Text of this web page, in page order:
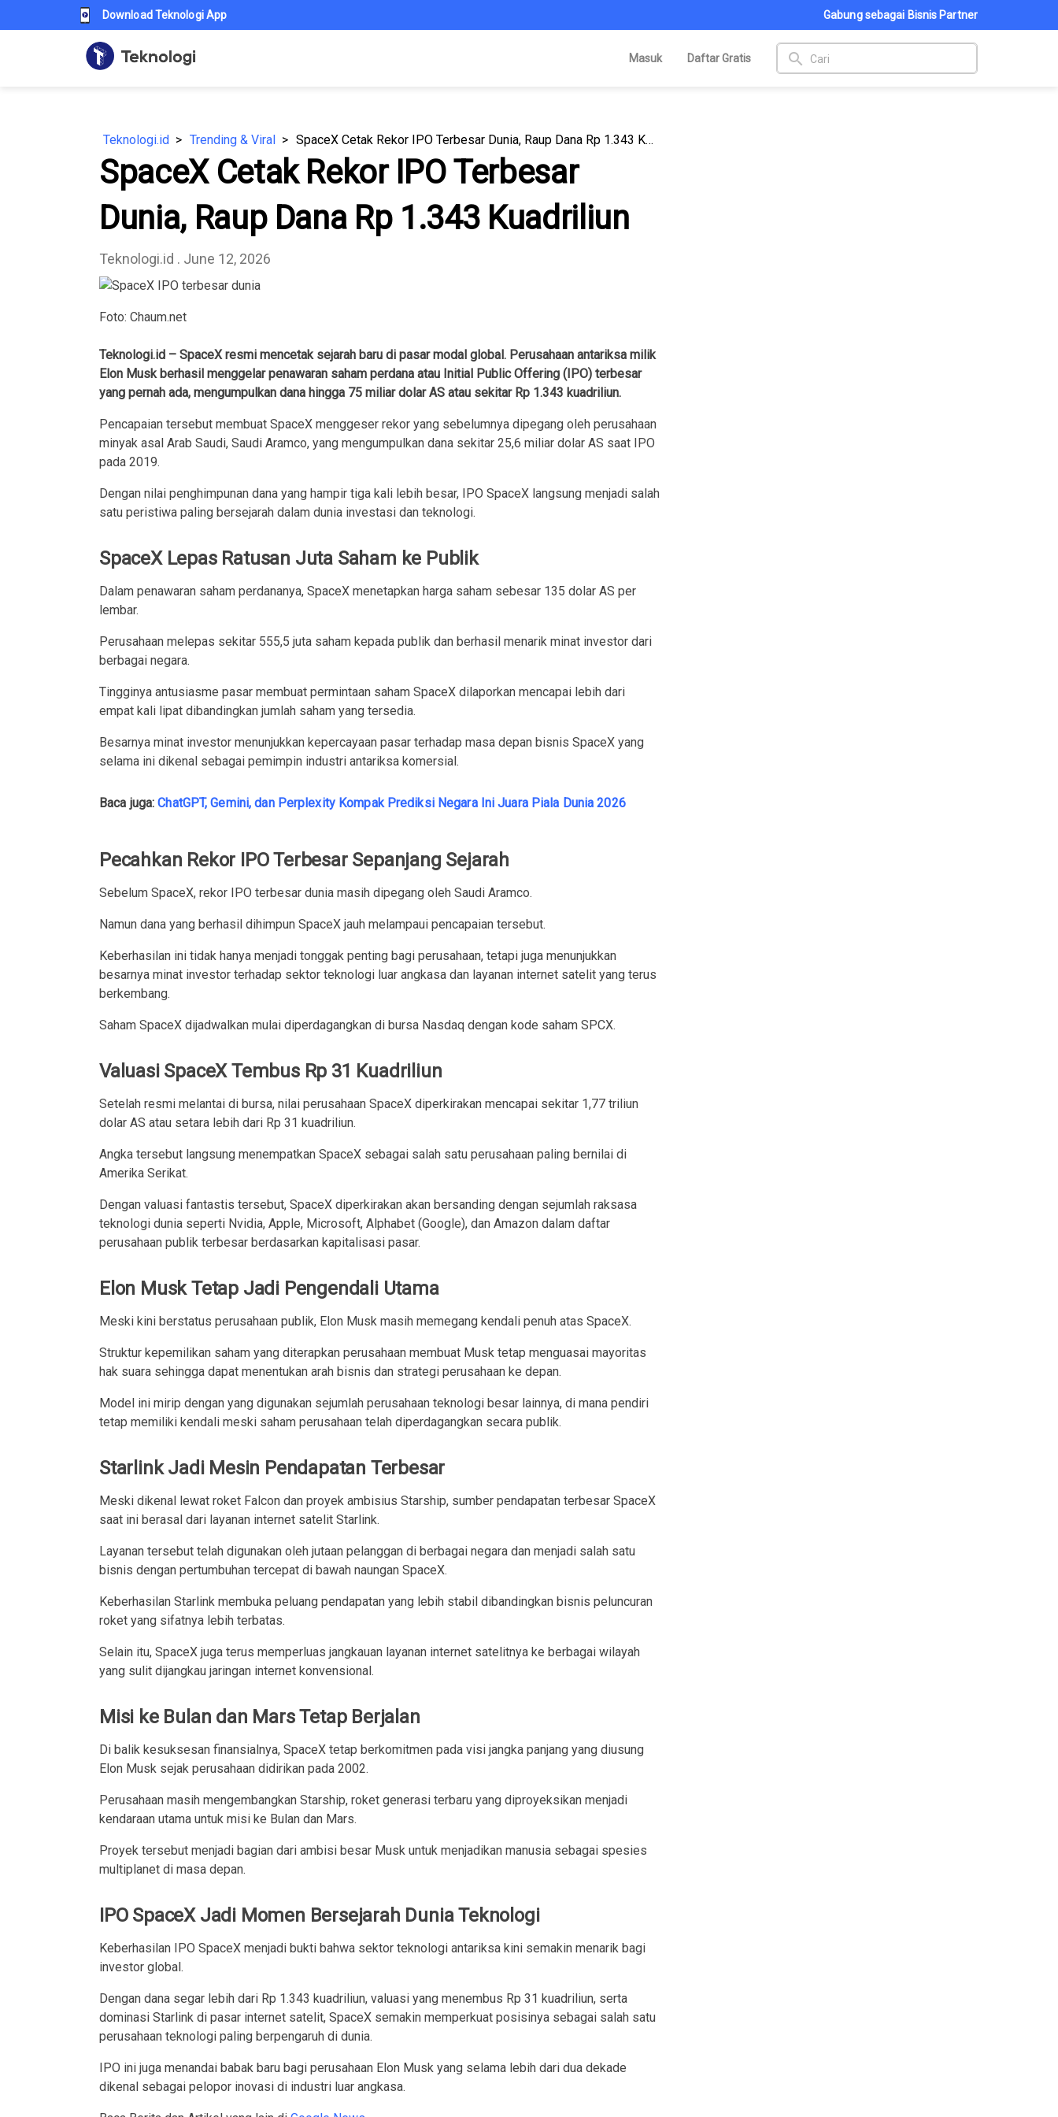
Download Teknologi App Gabung sebagai Bisnis Partner
Masuk Daftar Gratis search
Teknologi.id Trending & Viral SpaceX Cetak Rekor IPO Terbesar Dunia, Raup Dana Rp 1.343 Kuadriliun
SpaceX Cetak Rekor IPO Terbesar
Dunia, Raup Dana Rp 1.343 Kuadriliun
Teknologi.id . June 12, 2026
Foto: Chaum.net
Teknologi.id – SpaceX resmi mencetak sejarah baru di pasar modal global. Perusahaan antariksa milik
Elon Musk berhasil menggelar penawaran saham perdana atau Initial Public Offering (IPO) terbesar
yang pernah ada, mengumpulkan dana hingga 75 miliar dolar AS atau sekitar Rp 1.343 kuadriliun.
Pencapaian tersebut membuat SpaceX menggeser rekor yang sebelumnya dipegang oleh perusahaan
minyak asal Arab Saudi, Saudi Aramco, yang mengumpulkan dana sekitar 25,6 miliar dolar AS saat IPO
pada 2019.
Dengan nilai penghimpunan dana yang hampir tiga kali lebih besar, IPO SpaceX langsung menjadi salah
satu peristiwa paling bersejarah dalam dunia investasi dan teknologi.
SpaceX Lepas Ratusan Juta Saham ke Publik
Dalam penawaran saham perdananya, SpaceX menetapkan harga saham sebesar 135 dolar AS per
lembar.
Perusahaan melepas sekitar 555,5 juta saham kepada publik dan berhasil menarik minat investor dari
berbagai negara.
Tingginya antusiasme pasar membuat permintaan saham SpaceX dilaporkan mencapai lebih dari
empat kali lipat dibandingkan jumlah saham yang tersedia.
Besarnya minat investor menunjukkan kepercayaan pasar terhadap masa depan bisnis SpaceX yang
selama ini dikenal sebagai pemimpin industri antariksa komersial.
Baca juga:ChatGPT, Gemini, dan Perplexity Kompak Prediksi Negara Ini Juara Piala Dunia 2026
Pecahkan Rekor IPO Terbesar Sepanjang Sejarah
Sebelum SpaceX, rekor IPO terbesar dunia masih dipegang oleh Saudi Aramco.
Namun dana yang berhasil dihimpun SpaceX jauh melampaui pencapaian tersebut.
Keberhasilan ini tidak hanya menjadi tonggak penting bagi perusahaan, tetapi juga menunjukkan
besarnya minat investor terhadap sektor teknologi luar angkasa dan layanan internet satelit yang terus
berkembang.
Saham SpaceX dijadwalkan mulai diperdagangkan di bursa Nasdaq dengan kode saham SPCX.
Valuasi SpaceX Tembus Rp 31 Kuadriliun
Setelah resmi melantai di bursa, nilai perusahaan SpaceX diperkirakan mencapai sekitar 1,77 triliun
dolar AS atau setara lebih dari Rp 31 kuadriliun.
Angka tersebut langsung menempatkan SpaceX sebagai salah satu perusahaan paling bernilai di
Amerika Serikat.
Dengan valuasi fantastis tersebut, SpaceX diperkirakan akan bersanding dengan sejumlah raksasa
teknologi dunia seperti Nvidia, Apple, Microsoft, Alphabet (Google), dan Amazon dalam daftar
perusahaan publik terbesar berdasarkan kapitalisasi pasar.
Elon Musk Tetap Jadi Pengendali Utama
Meski kini berstatus perusahaan publik, Elon Musk masih memegang kendali penuh atas SpaceX.
Struktur kepemilikan saham yang diterapkan perusahaan membuat Musk tetap menguasai mayoritas
hak suara sehingga dapat menentukan arah bisnis dan strategi perusahaan ke depan.
Model ini mirip dengan yang digunakan sejumlah perusahaan teknologi besar lainnya, di mana pendiri
tetap memiliki kendali meski saham perusahaan telah diperdagangkan secara publik.
Starlink Jadi Mesin Pendapatan Terbesar
Meski dikenal lewat roket Falcon dan proyek ambisius Starship, sumber pendapatan terbesar SpaceX
saat ini berasal dari layanan internet satelit Starlink.
Layanan tersebut telah digunakan oleh jutaan pelanggan di berbagai negara dan menjadi salah satu
bisnis dengan pertumbuhan tercepat di bawah naungan SpaceX.
Keberhasilan Starlink membuka peluang pendapatan yang lebih stabil dibandingkan bisnis peluncuran
roket yang sifatnya lebih terbatas.
Selain itu, SpaceX juga terus memperluas jangkauan layanan internet satelitnya ke berbagai wilayah
yang sulit dijangkau jaringan internet konvensional.
Misi ke Bulan dan Mars Tetap Berjalan
Di balik kesuksesan finansialnya, SpaceX tetap berkomitmen pada visi jangka panjang yang diusung
Elon Musk sejak perusahaan didirikan pada 2002.
Perusahaan masih mengembangkan Starship, roket generasi terbaru yang diproyeksikan menjadi
kendaraan utama untuk misi ke Bulan dan Mars.
Proyek tersebut menjadi bagian dari ambisi besar Musk untuk menjadikan manusia sebagai spesies
multiplanet di masa depan.
IPO SpaceX Jadi Momen Bersejarah Dunia Teknologi
Keberhasilan IPO SpaceX menjadi bukti bahwa sektor teknologi antariksa kini semakin menarik bagi
investor global.
Dengan dana segar lebih dari Rp 1.343 kuadriliun, valuasi yang menembus Rp 31 kuadriliun, serta
dominasi Starlink di pasar internet satelit, SpaceX semakin memperkuat posisinya sebagai salah satu
perusahaan teknologi paling berpengaruh di dunia.
IPO ini juga menandai babak baru bagi perusahaan Elon Musk yang selama lebih dari dua dekade
dikenal sebagai pelopor inovasi di industri luar angkasa.